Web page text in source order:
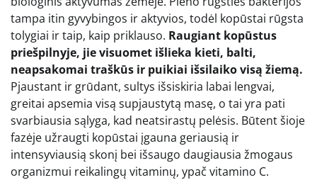
tampa itin gyvybingos ir aktyvios, todėl kopūstai rūgsta
tolygiai ir taip, kaip priklauso. Raugiant kopūstus
priešpilnyje, jie visuomet išlieka kieti, balti,
neapsakomai traškūs ir puikiai išsilaiko visą žiemą.
Pjaustant ir grūdant, sultys išsiskiria labai lengvai,
greitai apsemia visą supjaustytą masę, o tai yra pati
svarbiausia sąlyga, kad neatsirastų pelėsis. Būtent šioje
fazėje užraugti kopūstai įgauna geriausią ir
intensyviausią skonį bei išsaugo daugiausia žmogaus
organizmui reikalingų vitaminų, ypač vitamino C.